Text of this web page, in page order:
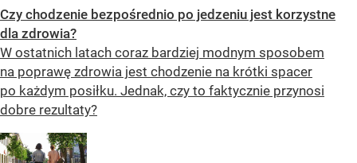
Czy chodzenie bezpośrednio po jedzeniu jest korzystne
dla zdrowia?
W ostatnich latach coraz bardziej modnym sposobem
na poprawę zdrowia jest chodzenie na krótki spacer
po każdym posiłku. Jednak, czy to faktycznie przynosi
dobre rezultaty?